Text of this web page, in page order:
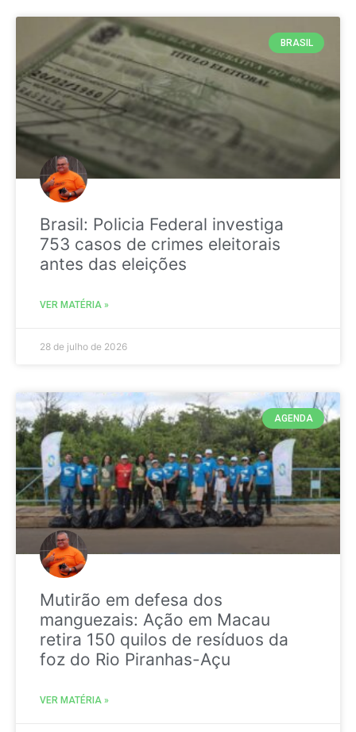
BRASIL
Brasil: Policia Federal investiga
753 casos de crimes eleitorais
antes das eleições
VER MATÉRIA »
28 de julho de 2026
AGENDA
Mutirão em defesa dos
manguezais: Ação em Macau
retira 150 quilos de resíduos da
foz do Rio Piranhas-Açu
VER MATÉRIA »